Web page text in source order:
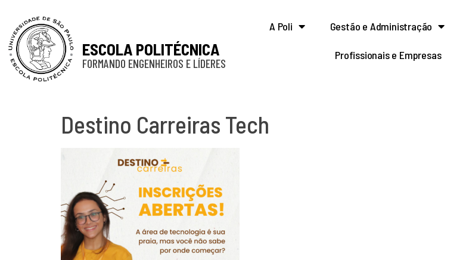
ESCOLA POLITÉCNICA
FORMANDO ENGENHEIROS E LÍDERES
A Poli Gestão e Administração
Profissionais e Empresas
Destino Carreiras Tech